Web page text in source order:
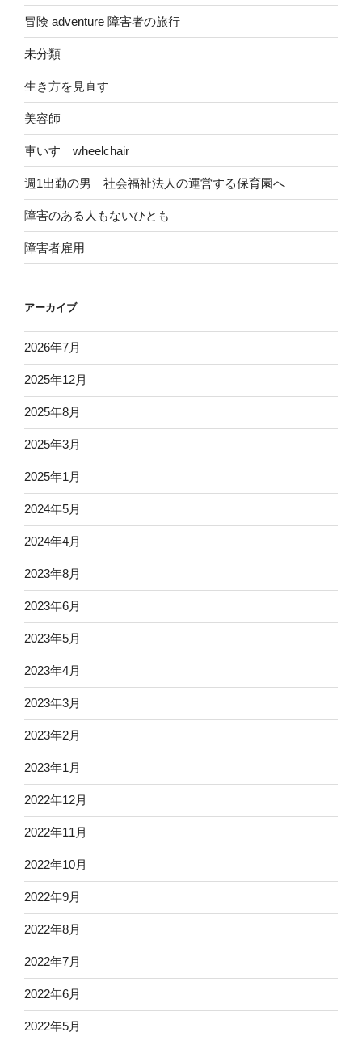
冒険 adventure 障害者の旅行
未分類
生き方を見直す
美容師
車いす wheelchair
週1出勤の男 社会福祉法人の運営する保育園へ
障害のある人もないひとも
障害者雇用
アーカイブ
2026年7月
2025年12月
2025年8月
2025年3月
2025年1月
2024年5月
2024年4月
2023年8月
2023年6月
2023年5月
2023年4月
2023年3月
2023年2月
2023年1月
2022年12月
2022年11月
2022年10月
2022年9月
2022年8月
2022年7月
2022年6月
2022年5月